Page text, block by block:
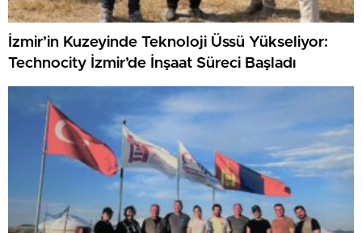
İzmir’in Kuzeyinde Teknoloji Üssü Yükseliyor:
Technocity İzmir’de İnşaat Süreci Başladı